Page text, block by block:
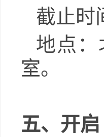
截止时
地点：
室。
五、开启